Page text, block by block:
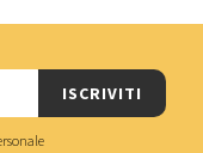
ISCRIVITI